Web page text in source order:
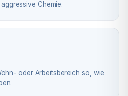
Chemie.
oder Arbeitsbereich so, wie